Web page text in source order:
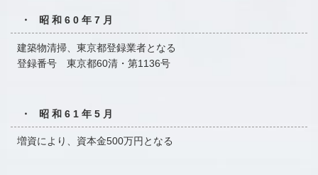
・ 昭和60年7月
建築物清掃、東京都登録業者となる
登録番号 東京都60清・第1136号
・ 昭和61年5月
増資により、資本金500万円となる